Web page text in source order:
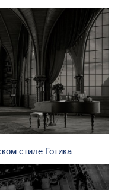
стиле Готика